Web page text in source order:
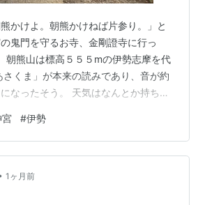
熊かけよ。朝熊かけねば片参り。」と
鬼門を守るお寺、金剛證寺に行っ
朝熊山は標高５５５mの伊勢志摩を代
くま」が本来の読みであり、音が約
なったそう。 天気はなんとか持ち堪
め、行ったことはないがあの世では
世界が広がっていた。 むしろ雨と霧
と思わせるような素敵な景色だっ
宮 #伊勢
1ヶ月前